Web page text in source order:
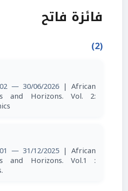
فائزة فاتح
(2)
— 30/06/2026 | African
and Horizons. Vol. 2:
— 31/12/2025 | African
and Horizons. Vol.1 :